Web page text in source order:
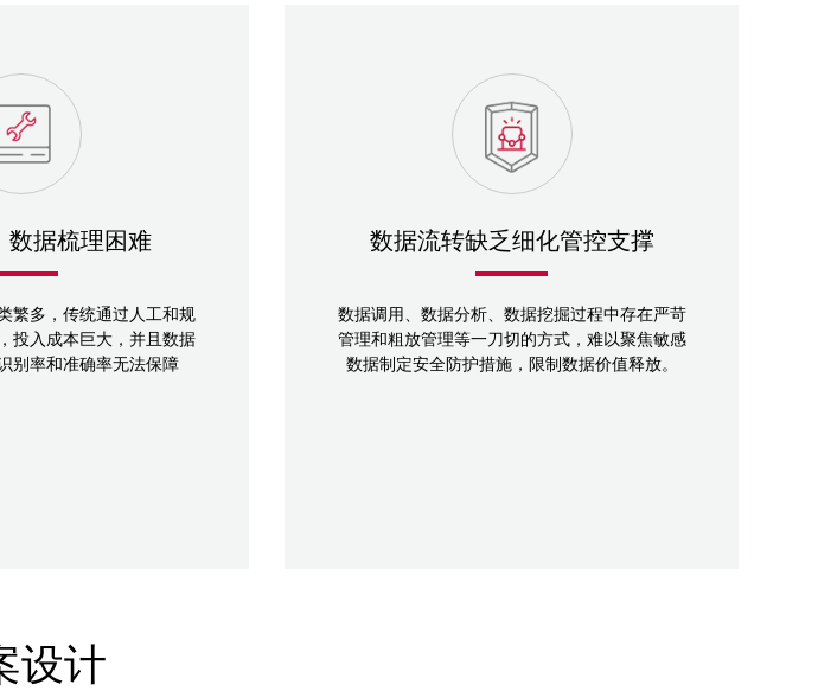
数据梳理困难
繁多，传统通过人工和规
投入成本巨大，并且数据
别率和准确率无法保障
数据流转缺乏细化管控支撑
数据调用、数据分析、数据挖掘过程中存在严苛
管理和粗放管理等一刀切的方式，难以聚焦敏感
数据制定安全防护措施，限制数据价值释放。
设计